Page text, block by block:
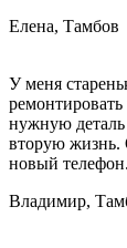
Елена, Тамбов
У меня
ремонтировать
нужную деталь
вторую жизнь.
новый
Владимир,